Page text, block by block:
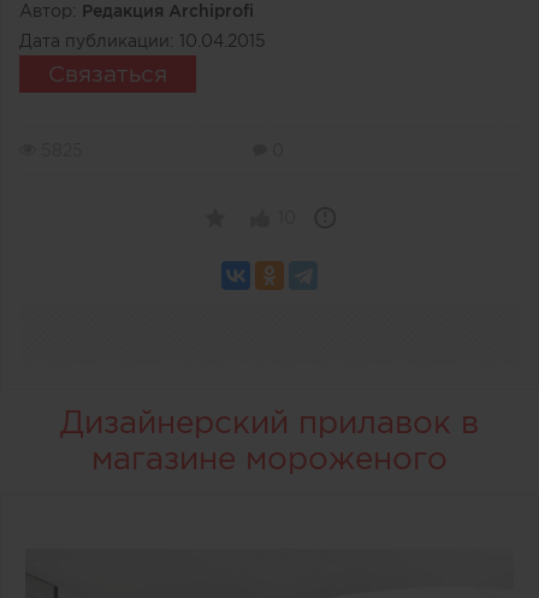
Автор: Редакция Archiprofi
Дата публикации: 10.04.2015
Связаться
Дизайнерский прилавок в
магазине мороженого